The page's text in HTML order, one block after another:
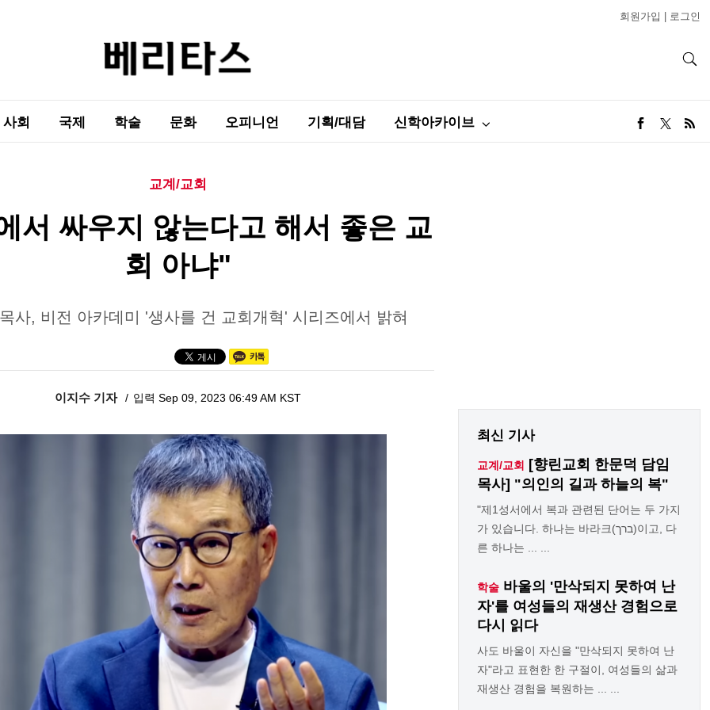
회원가입 로그인
사회 국제 학술 문화 오피니언 기획/대담 신학아카이브
교계/교회
서 싸우지 않는다고 해서 좋은 교
회 아냐"
사, 비전 아카데미 '생사를 건 교회개혁' 시리즈에서 밝혀
이지수 기자 입력 Sep 09, 2023 06:49 AM KST
최신 기사
교계/교회
[향린교회 한문덕 담임
목사] "의인의 길과 하늘의 복"
"제1성서에서 복과 관련된 단어는 두 가지
가 있습니다. 하나는 바라크(ברך)이고, 다
른 하나는 ... ...
학술 바울의 '만삭되지 못하여 난
자'를 여성들의 재생산 경험으로
다시 읽다
사도 바울이 자신을 "만삭되지 못하여 난
자"라고 표현한 한 구절이, 여성들의 삶과
재생산 경험을 복원하는 ... ...